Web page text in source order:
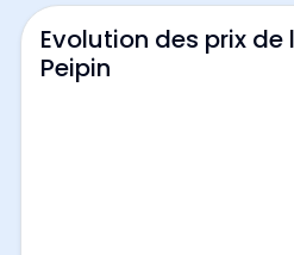
Evolution des prix
Peipin